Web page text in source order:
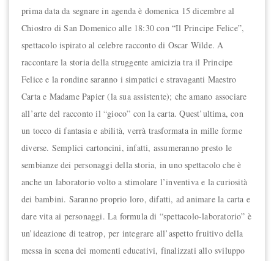
prima data da segnare in agenda è domenica 15 dicembre al
Chiostro di San Domenico alle 18:30 con “Il Principe Felice”,
spettacolo ispirato al celebre racconto di Oscar Wilde. A
raccontare la storia della struggente amicizia tra il Principe
Felice e la rondine saranno i simpatici e stravaganti Maestro
Carta e Madame Papier (la sua assistente); che amano associare
all’arte del racconto il “gioco” con la carta. Quest’ultima, con
un tocco di fantasia e abilità, verrà trasformata in mille forme
diverse. Semplici cartoncini, infatti, assumeranno presto le
sembianze dei personaggi della storia, in uno spettacolo che è
anche un laboratorio volto a stimolare l’inventiva e la curiosità
dei bambini. Saranno proprio loro, difatti, ad animare la carta e
dare vita ai personaggi. La formula di “spettacolo-laboratorio” è
un’ideazione di teatrop, per integrare all’aspetto fruitivo della
messa in scena dei momenti educativi, finalizzati allo sviluppo